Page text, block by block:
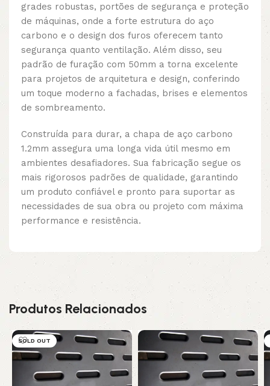
grades robustas, portões de segurança e proteção
de máquinas, onde a forte estrutura do aço
carbono e o design dos furos oferecem tanto
segurança quanto ventilação. Além disso, seu
padrão de furação com 50mm a torna excelente
para projetos de arquitetura e design, conferindo
um toque moderno a fachadas, brises e elementos
de sombreamento.
Construída para durar, a chapa de aço carbono
1.2mm assegura uma longa vida útil mesmo em
ambientes desafiadores. Sua fabricação segue os
mais rigorosos padrões de qualidade, garantindo
um produto confiável e pronto para suportar as
necessidades de sua obra ou projeto com máxima
performance e resistência.
Produtos Relacionados
SOLD OUT